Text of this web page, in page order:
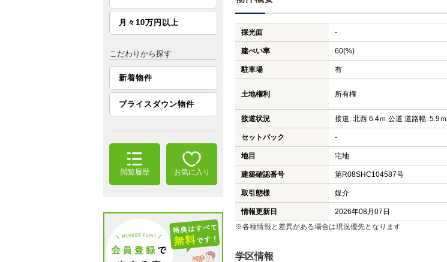
採光面 -
建ぺい率 60(%)
駐車場 有
土地権利 所有権
接道状況 接道: 北西 6.4ｍ 公道 道路幅: 5.9ｍ
セットバック -
地目 宅地
建築確認番号 第R08SHC104587号
取引態様 媒介
情報更新日 2026年08月07日
※各種情報と差異がある場合は現況優先となります
学区情報
月々10万円以上
こだわりから探す
新着物件
プライスダウン物件
閲覧履歴 お気に入り